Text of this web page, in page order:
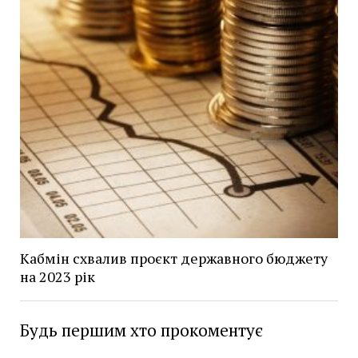
Кабмін схвалив проєкт державного бюджету
на 2023 рік
Будь першим хто прокоментує